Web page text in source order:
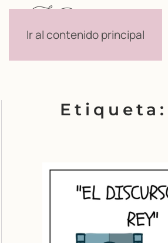
Ir al contenido principal
Etiqueta: